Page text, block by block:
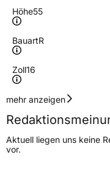
Höhe55
BauartR
Zoll16
Geschwindigkeitsindex
Höchstgeschwindigkeit
Lastindex91
mehr anzeigen
Aktuell liegen uns keine
vor.